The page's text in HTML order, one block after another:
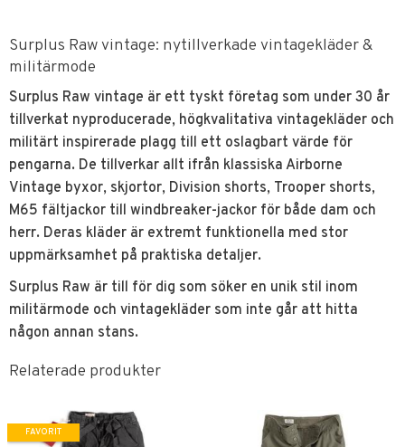
Surplus Raw vintage: nytillverkade vintagekläder &
militärmode
Surplus Raw vintage är ett tyskt företag som under 30 år
tillverkat nyproducerade, högkvalitativa vintagekläder och
militärt inspirerade plagg till ett oslagbart värde för
pengarna. De tillverkar allt ifrån klassiska Airborne
Vintage byxor, skjortor, Division shorts, Trooper shorts,
M65 fältjackor till windbreaker-jackor för både dam och
herr. Deras kläder är extremt funktionella med stor
uppmärksamhet på praktiska detaljer.
Surplus Raw är till för dig som söker en unik stil inom
militärmode och vintagekläder som inte går att hitta
någon annan stans.
Relaterade produkter
FAVORIT